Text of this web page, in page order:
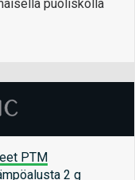
puoliskolla
PTM
2 g